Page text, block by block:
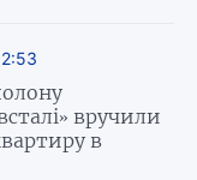
вручили
в